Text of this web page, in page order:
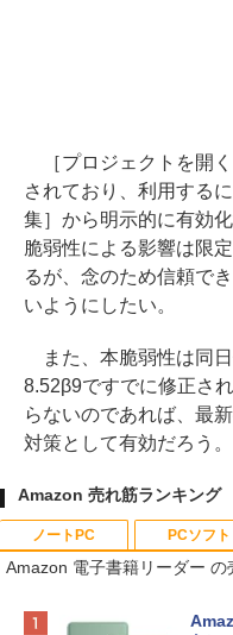
［プロジェクトを開
されており、利用する
集］から明示的に有効
脆弱性による影響は限
るが、念のため信頼で
いようにしたい。
また、本脆弱性は同
8.52β9ですでに修正さ
らないのであれば、最
対策として有効だろう。
Amazon 売れ筋ランキング
ノートPC PCソフト
生成
Amazon 電子書籍リーダー の